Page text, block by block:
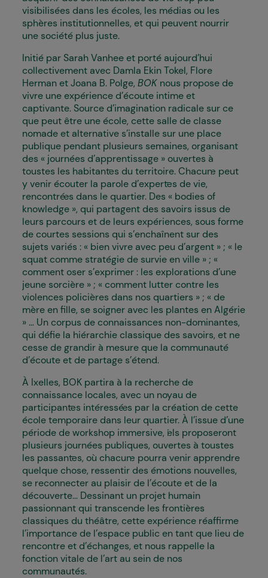
visibilisées dans les écoles, les médias ou les
sphères institutionnelles, et qui peuvent nourrir
une société plus juste.
Initié par Sarah Vanhee et porté aujourd’hui
collectivement avec Damla Ekin Tokel, Flore
Herman et Joana B. Polge, BOK nous propose de
vivre une expérience d’écoute intime et
captivante. Source d’imagination radicale sur ce
que peut être une école, cette salle de classe
nomade et alternative s’installe sur une place
publique pendant plusieurs semaines, organisant
des « journées d’apprentissage » ouvertes à
toustes les habitant·es du territoire. Chacun·e peut
y venir écouter la parole d’expert·es de vie,
rencontré·es dans le quartier. Des « bodies of
knowledge », qui partagent des savoirs issus de
leurs parcours et de leurs expériences, sous forme
de courtes sessions qui s’enchaînent sur des
sujets variés : « bien vivre avec peu d’argent » ; « le
squat comme stratégie de survie en ville » ; «
comment oser s’exprimer : les explorations d’une
jeune sorcière » ; « comment lutter contre les
violences policières dans nos quartiers » ; « de
mère en fille, se soigner avec les plantes en Algérie
» … Un corpus de connaissances non-dominantes,
qui défie la hiérarchie classique des savoirs, et ne
cesse de grandir à mesure que la communauté
d’écoute et de partage s’étend.
À Ixelles, BOK partira à la recherche de
connaissance locales, avec un noyau de
participant·es intéressé·es par la création de cette
école temporaire dans leur quartier. À l’issue d’une
période de workshop immersive, iels proposeront
plusieurs journées publiques, ouvertes à toustes
les passant·es, où chacun·e pourra venir apprendre
quelque chose, ressentir des émotions nouvelles,
se reconnecter au plaisir de l’écoute et de la
découverte… Dessinant un projet humain
passionnant qui transcende les frontières
classiques du théâtre, cette expérience réaffirme
l’importance de l’espace public en tant que lieu de
rencontre et d’échanges, et nous rappelle la
fonction vitale de l’art au sein de nos
communautés.